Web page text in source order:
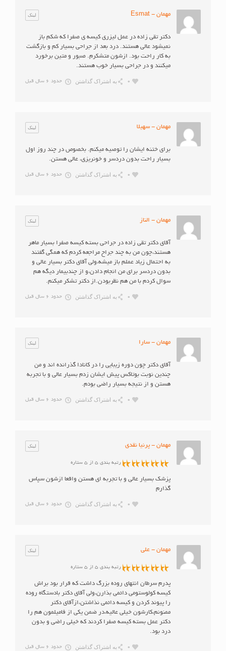
مهمان - Esmat
دکتر تقی زاده در عمل لیزری کیسه ی صفرا که شکم باز
نمیشود عالی هستند. درد بعد از جراحی بسیار کم و بازگشت
به کار راحت بود. ازشون متشکرم. صبور و متین برخورد
میکنند و در جراحی بسیار خوب هستند.
حدود 6 سال قبل 0 به اشتراک گذاشتن
مهمان - سهیلا
برای ختنه ایشان را توصیه میکنم. بخصوص در چند روز اول
بسیار راحت بدون دردسر و خونریزی، عالی هستن.
حدود 6 سال قبل 0 به اشتراک گذاشتن
مهمان - الناز
آقای دکتر تقی زاده در جراحی بسته کیسه صفرا بسیار ماهر
هستند،چون من به چند جراح مراجعه کردم که همگی گفتند
به احتمال زیاد عملم باز میشه،ولی آقای دکتر بسیار عالی و
بدون دردسر برای من انجام دادن،و از چندبیمار دیگه هم
سوال کردم با من هم نظربودن.از دکتر تشکر میکنم.
حدود 6 سال قبل 0 به اشتراک گذاشتن
مهمان - سارا
آقای دکتر چون دوره زیبایی را در کانادا گذرانده اند و من
چندین نوبت بوتاکس پیش ایشان زدم بسیار عالی و با تجربه
هستن و از نتیجه بسیار راضی بودم.
حدود 6 سال قبل 0 به اشتراک گذاشتن
مهمان - پرنیا نقدی
رتبه بندی 5 از 5 ستاره
پزشک بسیار عالی و با تجربه ای هستن واقعا ازشون سپاس
گذارم
حدود 6 سال قبل 0 به اشتراک گذاشتن
مهمان - علی
رتبه بندی 5 از 5 ستاره
پدرم سرطان انتهای روده بزرگ داشت که قرار بود براش
کیسه کولوستومی دائمی بذارن،ولی آقای دکتر بادستگاه روده
را پیوند کردن و کیسه دائمی نذاشتن،ازآقای دکتر
ممنونم،کارشون خیلی عالیه،در ضمن یکی از فامیلمون هم را
دکتر عمل بسته کیسه صفرا کردند که خیلی راضی و بدون
درد بود.
حدود 6 سال قبل 0 به اشتراک گذاشتن